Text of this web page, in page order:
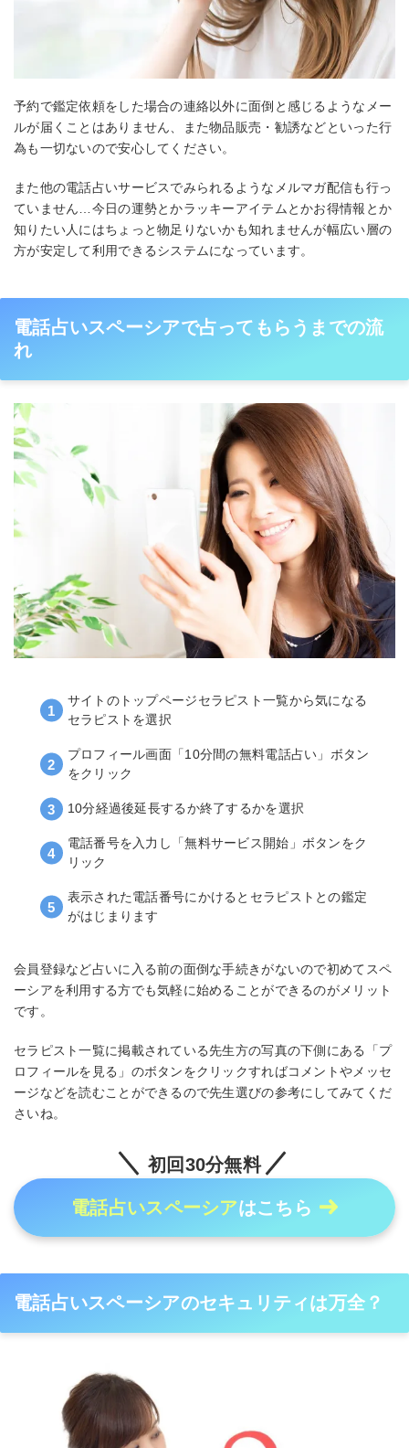
予約で鑑定依頼をした場合の連絡以外に面倒と感じるようなメー
ルが届くことはありません、また物品販売・勧誘などといった行
為も一切ないので安心してください。
また他の電話占いサービスでみられるようなメルマガ配信も行っ
ていません…今日の運勢とかラッキーアイテムとかお得情報とか
知りたい人にはちょっと物足りないかも知れませんが幅広い層の
方が安定して利用できるシステムになっています。
電話占いスペーシアで占ってもらうまでの流
れ
サイトのトップページセラピスト一覧から気になる
セラピストを選択
プロフィール画面「10分間の無料電話占い」ボタン
をクリック
10分経過後延長するか終了するかを選択
電話番号を入力し「無料サービス開始」ボタンをク
リック
表示された電話番号にかけるとセラピストとの鑑定
がはじまります
会員登録など占いに入る前の面倒な手続きがないので初めてスペ
ーシアを利用する方でも気軽に始めることができるのがメリット
です。
セラピスト一覧に掲載されている先生方の写真の下側にある「プ
ロフィールを見る」のボタンをクリックすればコメントやメッセ
ージなどを読むことができるので先生選びの参考にしてみてくだ
さいね。
初回30分無料
電話占いスペーシアはこちら
電話占いスペーシアのセキュリティは万全？